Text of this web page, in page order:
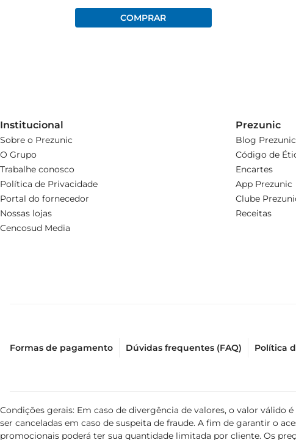
Institucional
Sobre o Prezunic
O Grupo
Trabalhe conosco
Política de Privacidade
Portal do fornecedor
Nossas lojas
Cencosud Media
Prezunic
Blog Prezunic
Código de
Encartes
App Prezunic
Clube
Receitas
Formas de pagamento Dúvidas frequentes (FAQ) Política
Condições gerais: Em caso de divergência de valores, o valor
ser canceladas em caso de suspeita de fraude. A fim de garantir o
promocionais poderá ter sua quantidade limitada por cliente. Os